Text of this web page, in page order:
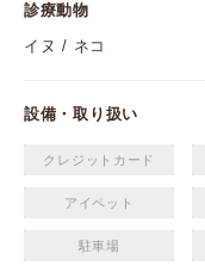
診療動物
イヌ / ネコ
設備・取り扱い
クレジットカード
アイペット
駐車場